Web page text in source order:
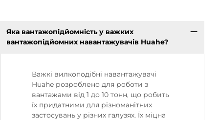
Яка вантажопідйомність у важких
вантажопідйомних навантажувачів Huahe?
Важкі вилкоподібні навантажувачі
Huahe розроблено для роботи з
вантажами від 1 до 10 тонн, що робить
їх придатними для різноманітних
застосувань у різних галузях. Їх міцна